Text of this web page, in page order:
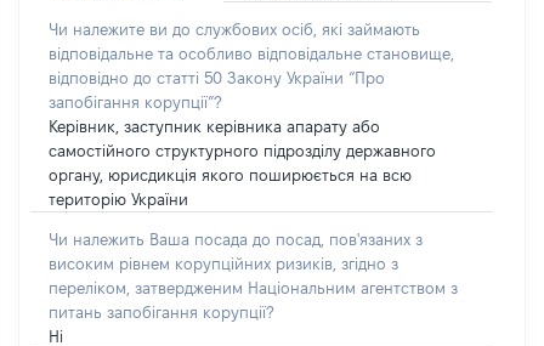
Чи належите ви до службових осіб, які займають
відповідальне та особливо відповідальне становище,
відповідно до статті 50 Закону України “Про
запобігання корупції”?
Керівник, заступник керівника апарату або
самостійного структурного підрозділу державного
органу, юрисдикція якого поширюється на всю
територію України
Чи належить Ваша посада до посад, пов'язаних з
високим рівнем корупційних ризиків, згідно з
переліком, затвердженим Національним агентством з
питань запобігання корупції?
Ні